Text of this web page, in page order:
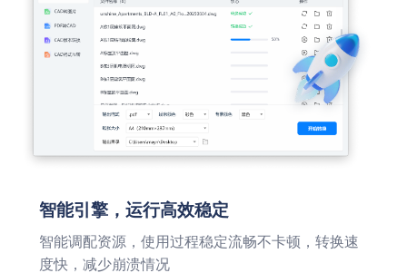
智能引擎，运行高效稳定
智能调配资源，使用过程稳定流畅不卡顿，转换速
度快，减少崩溃情况